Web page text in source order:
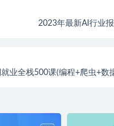
2023年最新AI行业
业全栈500课(编程+爬虫+数